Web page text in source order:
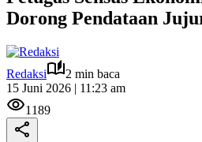
Dorong Pendataan
Redaksi
2 min baca
15 Juni 2026 | 11:23 am
1189